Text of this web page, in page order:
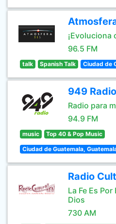
¡Evoluciona
96.5 FM
talk Spanish Talk Ciudad de
949 Radio
Radio para
94.9 FM
music Top 40 & Pop Music
Ciudad de Guatemala,
Radio
La Fe Es
Dios
730 AM